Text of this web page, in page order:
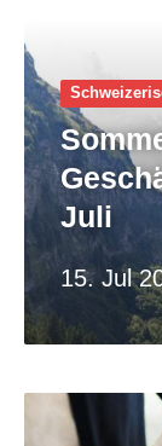
15. Jul
Juli